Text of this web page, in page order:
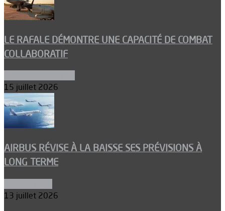
LE RAFALE DÉMONTRE UNE CAPACITÉ DE COMBAT
COLLABORATIF
15 juillet 2026
AIRBUS RÉVISE À LA BAISSE SES PRÉVISIONS À
LONG TERME
13 juillet 2026